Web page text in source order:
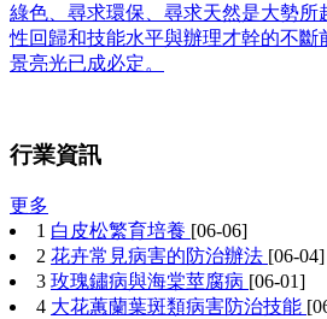
綠色、尋求環保、尋求天然是大勢所
性回歸和技能水平與辦理才幹的不斷
景亮光已成必定。
行業資訊
更多
1 白皮松繁育培養 [06-06]
2 花卉常見病害的防治辦法 [06-04]
3 玫瑰鏽病與海棠莖腐病 [06-01]
4 大花蕙蘭葉斑類病害防治技能